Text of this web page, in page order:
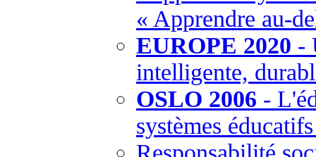
« Apprendre au-
EUROPE 2020 -
intelligente,
OSLO 2006 -
systèmes